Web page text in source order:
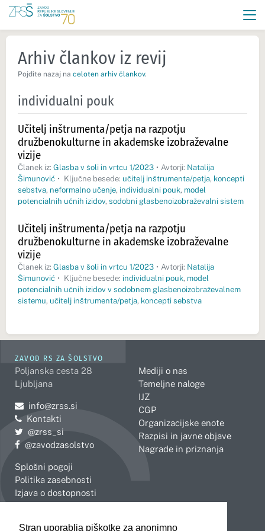
Stran uporablja piškotke za anonimno
Arhiv člankov iz revij
Pojdite nazaj na celoten arhiv člankov.
individualni pouk
Učitelj inštrumenta/petja na razpotju
družbenokulturne in akademske izobraževalne
vizije
Članek iz: Glasba v šoli in vrtcu 1/2023 • Avtorji: Natalija
Šimunović • Ključne besede: učitelj inštrumenta/petja, koncepti
sebstva, neformalno učenje, individualni pouk, model
potencialnih učnih izidov, sodobni glasbenoizobraževalni sistem
Učitelj inštrumenta/petja na razpotju
družbenokulturne in akademske izobraževalne
vizije
Članek iz: Glasba v šoli in vrtcu 1/2023 • Avtorji: Natalija
Šimunović • Ključne besede: individualni pouk, model
potencialnih učnih izidov v sodobnem glasbenoizobraževalnem
sistemu, učitelj inštrumenta/petja, koncepti sebstva
ZAVOD RS ZA ŠOLSTVO
Poljanska cesta 28
Ljubljana
Pošljite e-mail na
info@zrss.si
Kontakti
Pojdite na Twitter:
@zrss_si
Pojdite na Facebook:
@zavodzasolstvo
Splošni pogoji
Politika zasebnosti
Izjava o dostopnosti
Mediji o nas
Temeljne naloge
IJZ
CGP
Organizacijske enote
Razpisi in javne objave
Nagrade in priznanja